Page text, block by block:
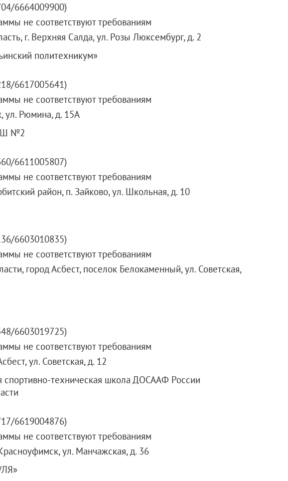
6664009900)
не соответствуют требованиям
г. Верхняя Салда, ул. Розы Люксембург, д. 2
политехникум»
6617005641)
не соответствуют требованиям
ул. Рюмина, д. 15А
№2
6611005807)
не соответствуют требованиям
район, п. Зайково, ул. Школьная, д. 10
6603010835)
не соответствуют требованиям
город Асбест, поселок Белокаменный, ул. Советская,
6603019725)
не соответствуют требованиям
ул. Советская, д. 12
техническая школа ДОСААФ России
6619004876)
не соответствуют требованиям
ул. Манчажская, д. 36